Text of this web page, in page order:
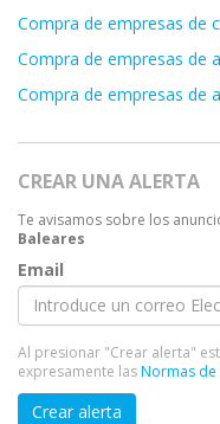
Compra de empresas de
Compra de empresas de
Compra de empresas de
CREAR UNA ALERTA
Te avisamos sobre los
Baleares
Email
Al presionar "Crear alerta"
expresamente lasNormas de
Crear alerta